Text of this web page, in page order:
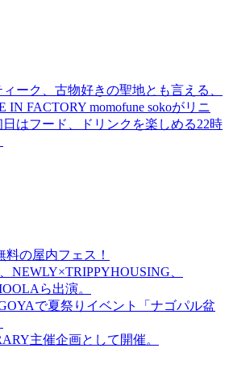
ーク、古物好きの聖地とも言える、
IN FACTORY momofune sokoがリニ
はフード、ドリンクを楽しめる22時
料の屋内フェス！
NEWLY×TRIPPYHOUSING、
ら出演。
で夏祭りイベント「ナゴパル盆
主催企画として開催。